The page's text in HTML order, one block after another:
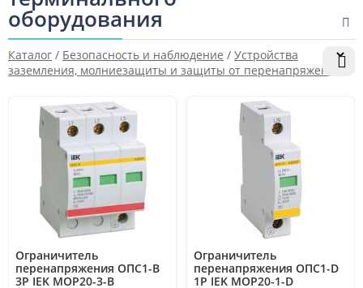
оборудования
Каталог / Безопасность и наблюдение / Устройства
заземления, молниезащиты и защиты от перенапряжений
защиты от перенапряжений для терминального
оборудования
Ограничитель
перенапряжения ОПС1-B
3P IEK MOP20-3-B
Ограничитель
перенапряжения ОПС1-D
1P IEK MOP20-1-D